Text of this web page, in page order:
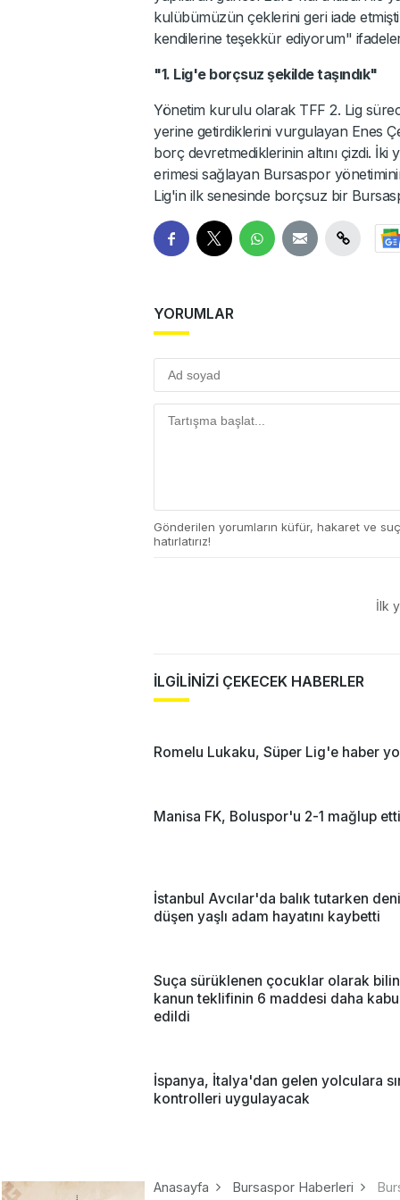
kulübümüzün çeklerini geri iade
kendilerine teşekkür ediyorum"
"1. Lig'e borçsuz şekilde taşındık"
Yönetim kurulu olarak TFF 2. Lig
yerine getirdiklerini vurgulayan Enes
borç devretmediklerinin altını çizdi.
erimesi sağlayan Bursaspor
Lig'in ilk senesinde borçsuz bir
YORUMLAR
Gönderilen yorumların küfür, hakaret ve
hatırlatırız!
İlk
İLGİLİNİZİ ÇEKECEK HABERLER
Romelu Lukaku, Süper Lig'e haber
Manisa FK, Boluspor'u 2-1 mağlup etti
İstanbul Avcılar'da balık tutarken
düşen yaşlı adam hayatını kaybetti
Suça sürüklenen çocuklar olarak
kanun teklifinin 6 maddesi daha
edildi
İspanya, İtalya'dan gelen yolculara
kontrolleri uygulayacak
Anasayfa Bursaspor Haberleri